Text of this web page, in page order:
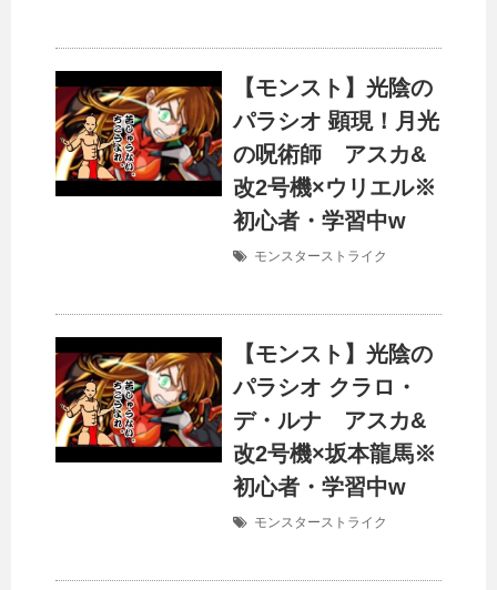
【モンスト】光陰の
パラシオ 顕現！月光
の呪術師 アスカ&
改2号機×ウリエル※
初心者・学習中w
モンスターストライク
【モンスト】光陰の
パラシオ クラロ・
デ・ルナ アスカ&
改2号機×坂本龍馬※
初心者・学習中w
モンスターストライク